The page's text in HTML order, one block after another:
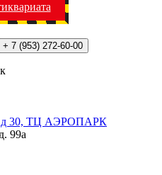
+ 7 (953) 272-60-00
д 30, ТЦ АЭРОПАРК
99а